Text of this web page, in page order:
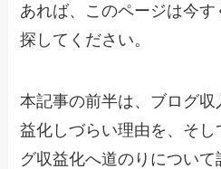
あれば、このページは今
探してください。
本記事の前半は、ブログ
益化しづらい理由を、そ
グ収益化へ道のりについ